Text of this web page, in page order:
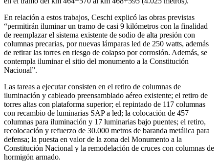
En relación a estos trabajos, Ceschi explicó las obras previstas
“permitirán iluminar un tramo de casi 9 kilómetros con la finalidad
de reemplazar el sistema existente de sodio de alta presión con
columnas precarias, por nuevas lámparas led de 250 watts, además
de retirar las torres en riesgo de colapso por corrosión. Además, se
contempla iluminar el sitio del monumento a la Constitución
Nacional”.
Las tareas a ejecutar consisten en el retiro de columnas de
iluminación y cableado preensamblado aéreo existente; el retiro de
torres altas con plataforma superior; el repintado de 117 columnas
con recambio de luminarias SAP a led; la colocación de 457
columnas para iluminación y 17 luminarias bajo puentes; el retiro,
recolocación y refuerzo de 30.000 metros de baranda metálica para
defensa; la puesta en valor de la zona del Monumento a la
Constitución Nacional y la remodelación de cruces con columnas de
hormigón armado.